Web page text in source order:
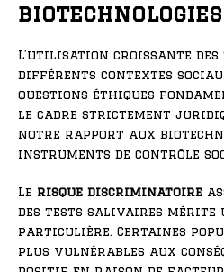
biotechnologies
L’utilisation croissante
différents contextes
questions éthiques
le cadre strictement
notre rapport aux
instruments de contrôle
Le risque discriminatoire
des tests salivaires mérite
particulière. Certaines
plus vulnérables aux